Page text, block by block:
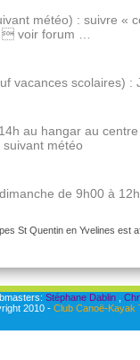
météo) : suivre
 voir forum …
vacances scolaires)
au hangar au
suivant météo
de 9h00 à
St Quentin en Yvelines est
Stéphane Dablin,
2010 - Club Canoë-Kayak